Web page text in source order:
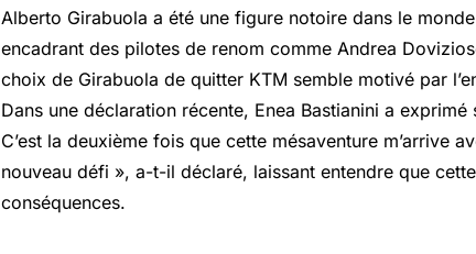
Alberto Girabuola a été une figure notoire dans le
encadrant des pilotes de renom comme Andrea
choix de Girabuola de quitter KTM semble motivé par
Dans une déclaration récente, Enea Bastianini a
C’est la deuxième fois que cette mésaventure m’arrive
nouveau défi », a-t-il déclaré, laissant entendre que
conséquences.